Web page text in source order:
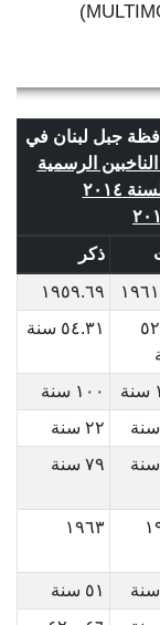
جبل لبنان في
الناخبين الرسمية
٢٠١٤
ذكر
١٩٥٩.٦٩
٥٤.٣١ سنة
١٠٠ سنة
٢٢ سنة
٧٩ سنة
١٩٦٣
٥١ سنة